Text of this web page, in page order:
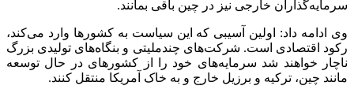
سرمایه‌گذاران خارجی نیز در چین باقی بمانند.
وی ادامه داد: اولین آسیبی که این سیاست به کشورها وارد می‌کند،
رکود اقتصادی است. شرکت‌های چندملیتی و بنگاه‌های تولیدی بزرگ
ناچار خواهند شد سرمایه‌های خود را از کشورهای در حال توسعه
مانند چین، ترکیه و برزیل خارج و به خاک آمریکا منتقل کنند.